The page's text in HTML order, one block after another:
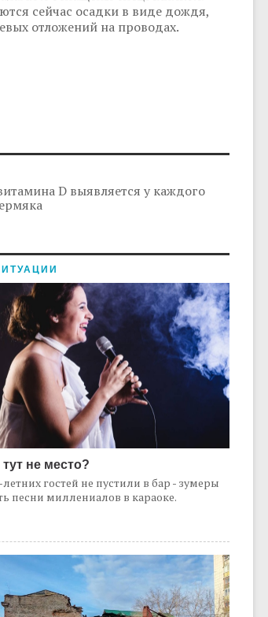
сейчас осадки в виде дождя,
отложений на проводах.
D выявляется у каждого
не место?
гостей не пустили в бар - зумеры
песни миллениалов в караоке.